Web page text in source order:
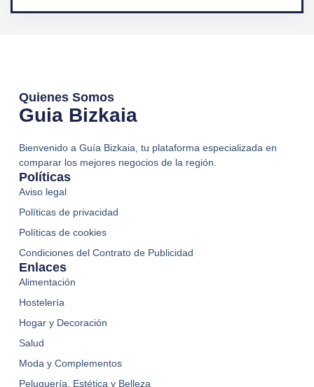
Quienes Somos
Guia Bizkaia
Bienvenido a Guía Bizkaia, tu plataforma especializada en
comparar los mejores negocios de la región.
Enlaces
Alimentación
Hostelería
Hogar y Decoración
Salud
Moda y Complementos
Peluquería, Estética y Belleza
Políticas
Aviso legal
Políticas de privacidad
Políticas de cookies
Condiciones del Contrato de Publicidad